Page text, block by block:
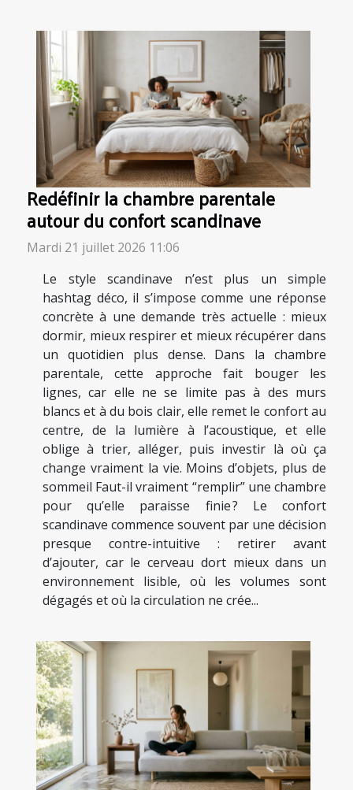
Redéfinir la chambre parentale
autour du confort scandinave
Mardi 21 juillet 2026 11:06
Le style scandinave n’est plus un simple
hashtag déco, il s’impose comme une réponse
concrète à une demande très actuelle : mieux
dormir, mieux respirer et mieux récupérer dans
un quotidien plus dense. Dans la chambre
parentale, cette approche fait bouger les
lignes, car elle ne se limite pas à des murs
blancs et à du bois clair, elle remet le confort au
centre, de la lumière à l’acoustique, et elle
oblige à trier, alléger, puis investir là où ça
change vraiment la vie. Moins d’objets, plus de
sommeil Faut-il vraiment “remplir” une chambre
pour qu’elle paraisse finie ? Le confort
scandinave commence souvent par une décision
presque contre-intuitive : retirer avant
d’ajouter, car le cerveau dort mieux dans un
environnement lisible, où les volumes sont
dégagés et où la circulation ne crée...